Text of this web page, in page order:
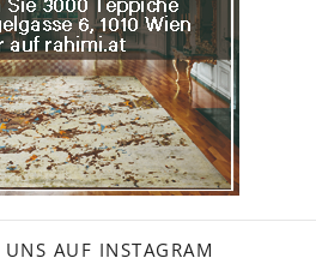
AUF INSTAGRAM